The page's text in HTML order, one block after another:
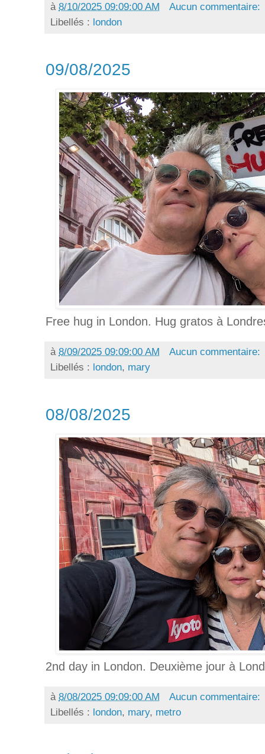
à 8/10/2025 09:09:00 AM
Aucun commentaire:
Libellés : london
09/08/2025
Free hug in London. Hug gratos à
à 8/09/2025 09:09:00 AM
Aucun commentaire:
Libellés : london, mary
08/08/2025
2nd day in London. Deuxième jour à
à 8/08/2025 09:09:00 AM
Aucun commentaire:
Libellés : london, mary, metro